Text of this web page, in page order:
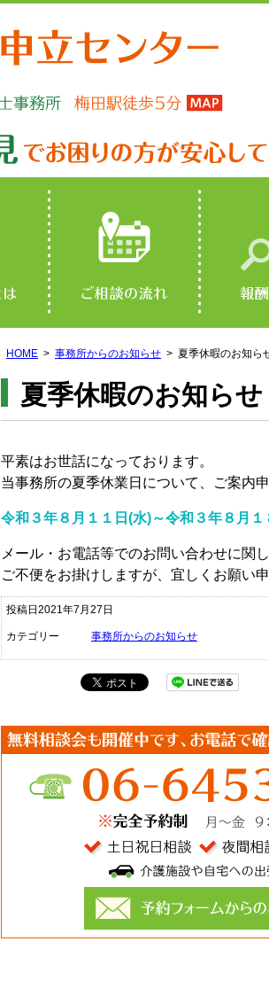
HOME 事務所からのお知らせ 夏季休暇のお知ら
夏季休暇のお知らせ
平素はお世話になっております。
当事務所の夏季休業日について、ご案内申
令和３年８月１１日(水)～令和３年８月１
メール・お電話等でのお問い合わせに関
ご不便をお掛けしますが、宜しくお願い申
投稿日2021年7月27日
カテゴリー 事務所からのお知らせ